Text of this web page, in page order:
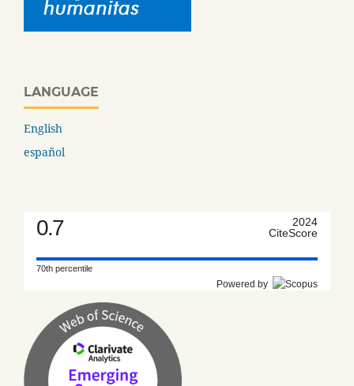
LANGUAGE
English
español
0.7
2024
CiteScore
70th percentile
Powered by